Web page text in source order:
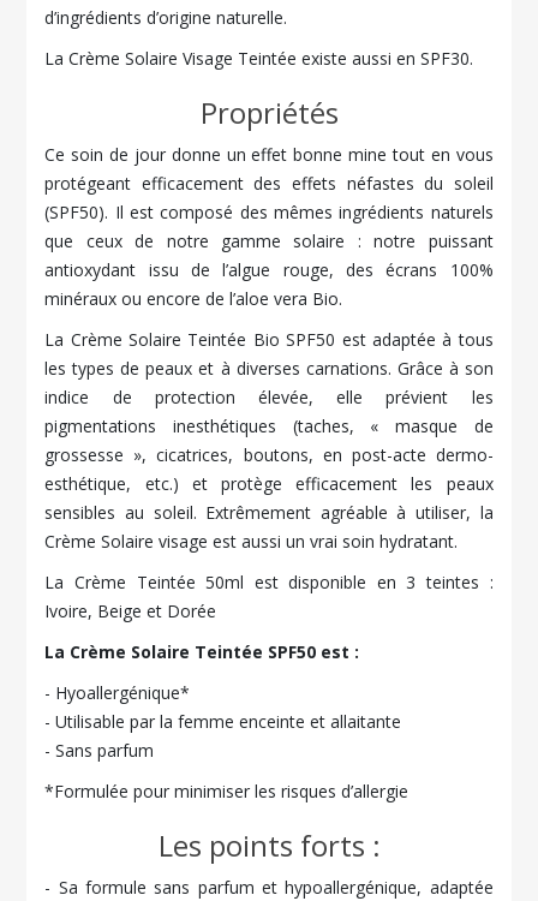
d’ingrédients d’origine naturelle.
La Crème Solaire Visage Teintée existe aussi en SPF30.
Propriétés
Ce soin de jour donne un effet bonne mine tout en vous
protégeant efficacement des effets néfastes du soleil
(SPF50). Il est composé des mêmes ingrédients naturels
que ceux de notre gamme solaire : notre puissant
antioxydant issu de l’algue rouge, des écrans 100%
minéraux ou encore de l’aloe vera Bio.
La Crème Solaire Teintée Bio SPF50 est adaptée à tous
les types de peaux et à diverses carnations. Grâce à son
indice de protection élevée, elle prévient les
pigmentations inesthétiques (taches, « masque de
grossesse », cicatrices, boutons, en post-acte dermo-
esthétique, etc.) et protège efficacement les peaux
sensibles au soleil. Extrêmement agréable à utiliser, la
Crème Solaire visage est aussi un vrai soin hydratant.
La Crème Teintée 50ml est disponible en 3 teintes :
Ivoire, Beige et Dorée
La Crème Solaire Teintée SPF50 est :
- Hyoallergénique*
- Utilisable par la femme enceinte et allaitante
- Sans parfum
*Formulée pour minimiser les risques d’allergie
Les points forts :
- Sa formule sans parfum et hypoallergénique, adaptée